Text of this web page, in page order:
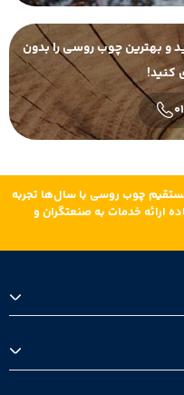
و بهترین چوب روسی را بدون
کنید!
چوب روسی با سال‌ها تجربه
ارائه خدمات به صنعتگران و